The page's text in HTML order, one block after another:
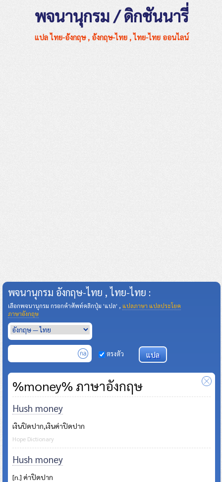
พจนานุกรม / ดิกชันนารี่
แปล ไทย-อังกฤษ , อังกฤษ-ไทย , ไทย-ไทย ออนไลน์
พจนานุกรม อังกฤษ-ไทย , ไทย-ไทย :
เลือกพจนานุกรม กรอกคำศัพท์คลิกปุ่ม 'แปล' , แปลภาษา แปลประโยค
ภาษาอังกฤษ
ตรงตัว
%money% ภาษาอังกฤษ
Hush money
เงินปิดปาก,เงินค่าปิดปาก
Hope Dictionary
Hush money
[n.] ค่าปิดปาก